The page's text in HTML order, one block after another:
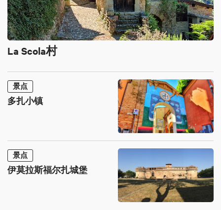
La Scola村
景点
多扎小镇
景点
伊莫拉斯福尔扎城堡